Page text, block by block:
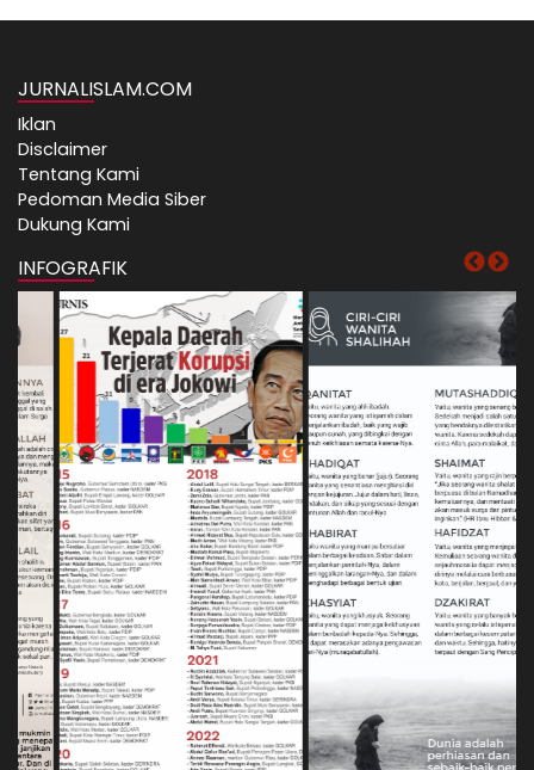
JURNALISLAM.COM
Iklan
Disclaimer
Tentang Kami
Pedoman Media Siber
Dukung Kami
INFOGRAFIK